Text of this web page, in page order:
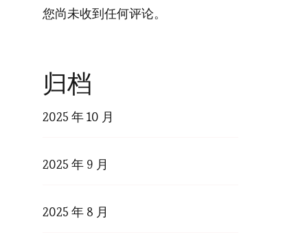
您尚未收到任何评论。
归档
2025 年 10 月
2025 年 9 月
2025 年 8 月